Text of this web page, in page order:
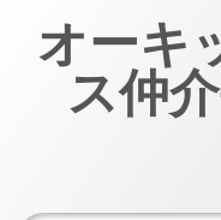
オーキ
ス仲